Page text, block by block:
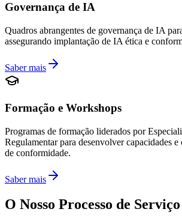
Governança de IA
Quadros abrangentes de governança de IA
assegurando implantação de IA ética e
Saber mais
Formação e Workshops
Programas de formação liderados por
Regulamentar para desenvolver capacidades e
de conformidade.
Saber mais
O Nosso Processo de Serviço